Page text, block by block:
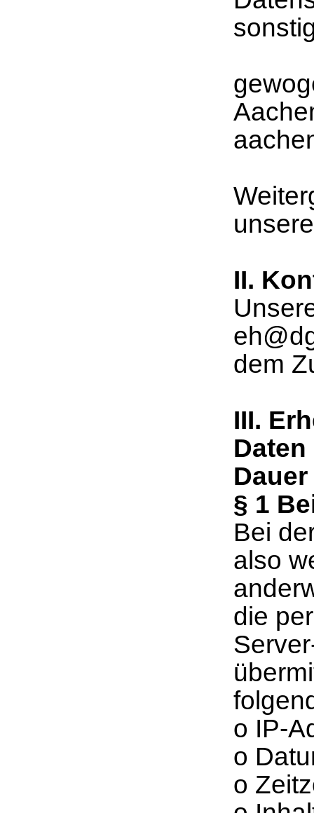
II.
dem
III.
§ 1
Bei
also
die
o IP-
o
o